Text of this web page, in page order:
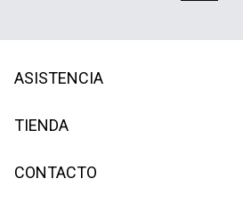
ASISTENCIA
TIENDA
CONTACTO